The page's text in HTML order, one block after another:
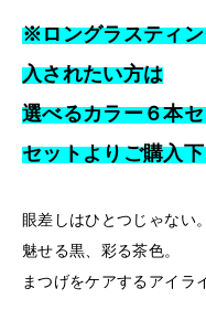
※ロングラスティ
入されたい方は
選べるカラー６本
セットよりご購入
眼差しはひとつじゃない。
魅せる黒、彩る茶色。
まつげをケアするアイラ